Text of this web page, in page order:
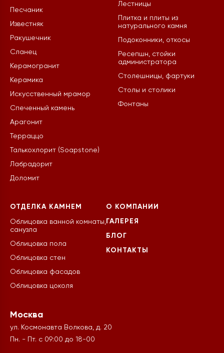
Песчаник
Известняк
Ракушечник
Сланец
Керамогранит
Керамика
Искусственный мрамор
Спеченный камень
Арагонит
Терраццо
Талькохлорит (Soapstone)
Лабрадорит
Доломит
Лестницы
Плитка и плиты из
натурального камня
Подоконники, откосы
Ресепшн, стойки
администратора
Столешницы, фартуки
Столы и столики
Фонтаны
ОТДЕЛКА КАМНЕМ
Облицовка ванной комнаты,
санузла
Облицовка пола
Облицовка стен
Облицовка фасадов
Облицовка цоколя
О КОМПАНИИ
ГАЛЕРЕЯ
БЛОГ
КОНТАКТЫ
Москва
ул. Космонавта Волкова, д. 20
Пн. - Пт. с 09:00 до 18-00